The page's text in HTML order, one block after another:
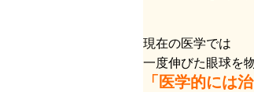
現在の医学では
一度伸びた眼球を
「医学的には